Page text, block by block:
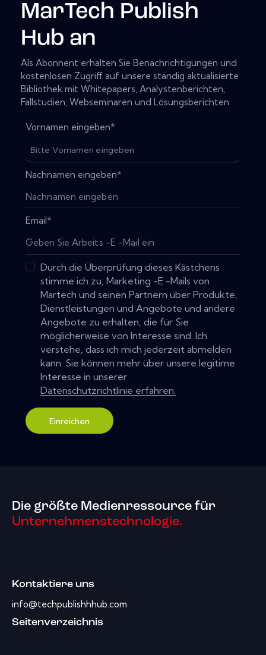
MarTech Publish
Hub an
Als Abonnent erhalten Sie Benachrichtigungen und
kostenlosen Zugriff auf unsere ständig aktualisierte
Bibliothek mit Whitepapers, Analystenberichten,
Fallstudien, Webseminaren und Lösungsberichten.
Vornamen eingeben*
Nachnamen eingeben*
Email*
Durch die Überprüfung dieses Kästchens
stimme ich zu, Marketing -E -Mails von
Martech und seinen Partnern über Produkte,
Dienstleistungen und Angebote und andere
Angebote zu erhalten, die für Sie
möglicherweise von Interesse sind. Ich
verstehe, dass ich mich jederzeit abmelden
kann. Sie können mehr über unsere legitime
Interesse in unserer
Datenschutzrichtlinie erfahren.
Einreichen
Die größte Medienressource für
Unternehmenstechnologie.
Kontaktiere uns
info@techpublishhhub.com
Seitenverzeichnis